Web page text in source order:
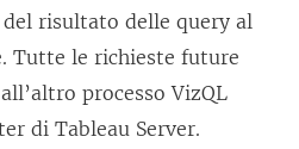
risultato delle query al
Tutte le richieste future
processo VizQL
di Tableau Server.